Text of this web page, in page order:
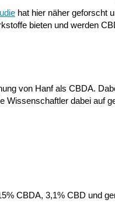
hat hier näher geforscht
bieten und werden
von Hanf als CBDA.
Wissenschaftler dabei auf
CBDA, 3,1% CBD und